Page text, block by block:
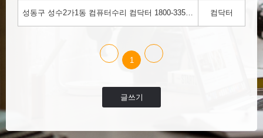
성동구 성수2가1동 컴퓨터수리 컴닥터 1800-3354 컴닥터
1
글쓰기